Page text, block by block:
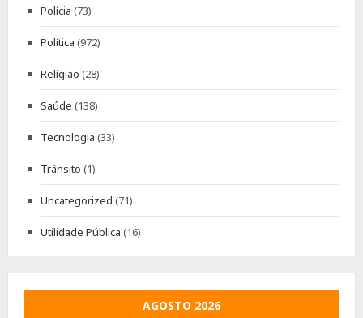
Polícia (73)
Política (972)
Religião (28)
Saúde (138)
Tecnologia (33)
Trânsito (1)
Uncategorized (71)
Utilidade Pública (16)
AGOSTO 2026